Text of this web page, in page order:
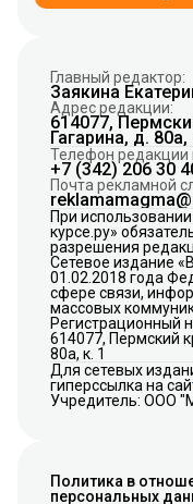
Главный редактор:
Заякина
Адрес редакции:
614077,
Гагарина, д. 80а,
Телефон редакции
+7 (342) 206 30
Почта рекламной
При
курсе.ру»
разрешения
Сетевое издание
01.02.2018 года
сфере связи,
массовых
Регистрационный
614077, Пермский
80а, к. 1
Для сетевых
гиперссылка на
Учредитель: ООО
Политика в
персональных